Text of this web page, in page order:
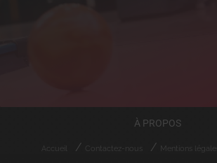
À PROPOS
Accueil Contactez-nous Mentions légales